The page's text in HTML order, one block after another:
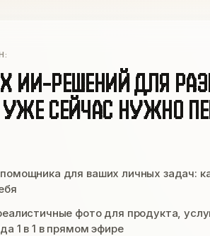
ИИ-РЕШЕНИЙ ДЛЯ
УЖЕ СЕЙЧАС НУЖНО
для ваших личных задач:
фото для продукта,
1 в 1 в прямом эфире